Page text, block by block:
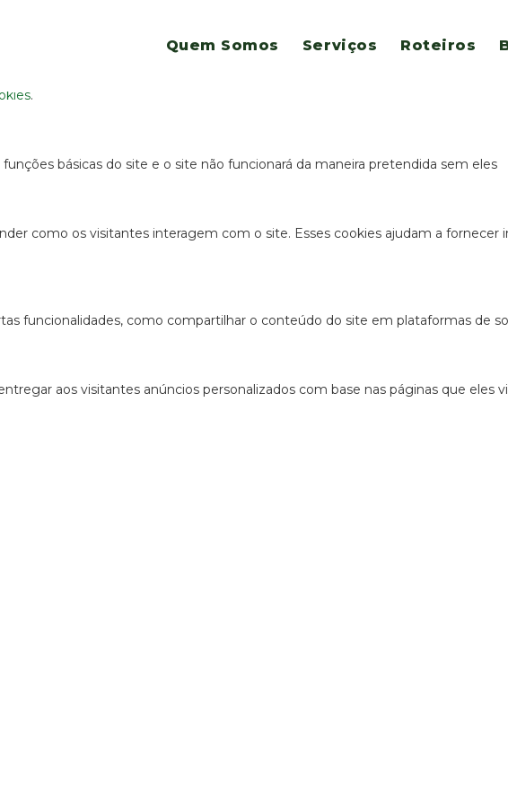
cookies para este website.
analíticos e funcionais, para lhe oferecer uma boa experiência de
.
funções básicas do site e o site não funcionará da maneira pretendida sem eles
como os visitantes interagem com o site. Esses cookies ajudam a
funcionalidades, como compartilhar o conteúdo do site em plataformas de
aos visitantes anúncios personalizados com base nas páginas que eles
Quem Somos Serviços Roteiros